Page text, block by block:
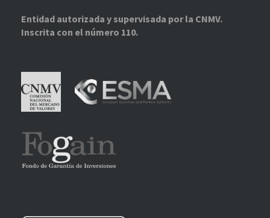
Entidad autorizada y supervisada por la CNMV.
Inscrita con el número 110.